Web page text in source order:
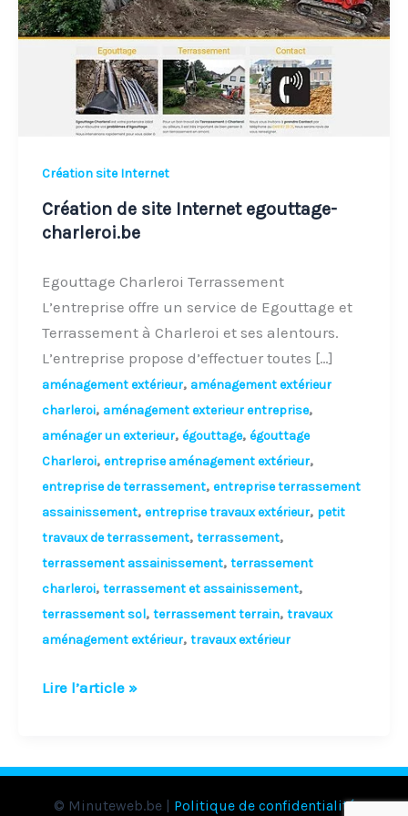
Création site Internet
Création de site Internet egouttage-
charleroi.be
Egouttage Charleroi Terrassement
L’entreprise offre un service de Egouttage et
Terrassement à Charleroi et ses alentours.
L’entreprise propose d’effectuer toutes […]
aménagement extérieur, aménagement extérieur
charleroi, aménagement exterieur entreprise,
aménager un exterieur, égouttage, égouttage
Charleroi, entreprise aménagement extérieur,
entreprise de terrassement, entreprise terrassement
assainissement, entreprise travaux extérieur, petit
travaux de terrassement, terrassement,
terrassement assainissement, terrassement
charleroi, terrassement et assainissement,
terrassement sol, terrassement terrain, travaux
aménagement extérieur, travaux extérieur
charleroi.be
Lire l’article »
© Minuteweb.be | Politique de confidentialité